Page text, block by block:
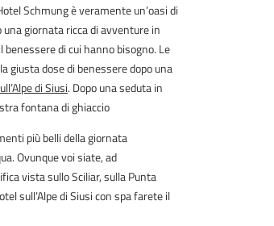
Schmung è veramente un’oasi di
giornata ricca di avventure in
di cui hanno bisogno. Le
giusta dose di benessere dopo una
di Siusi. Dopo una seduta in
fontana di ghiaccio
più belli della giornata
Ovunque voi siate, ad
vista sullo Sciliar, sulla Punta
sull’Alpe di Siusi con spa farete il